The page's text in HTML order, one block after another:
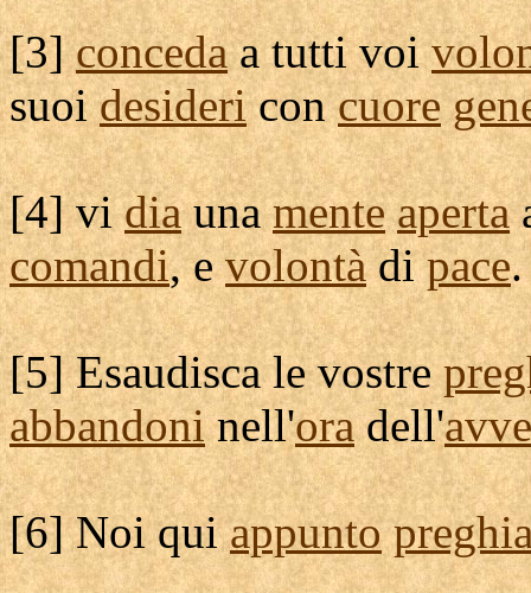
[3]concedaa tutti voi
suoidesidericoncuore
[4] vidiaunamente aperta
comandi, evolontàdipace.
[5]Esaudiscale vostre
abbandoninell'oradell'
[6] Noi quiappunto